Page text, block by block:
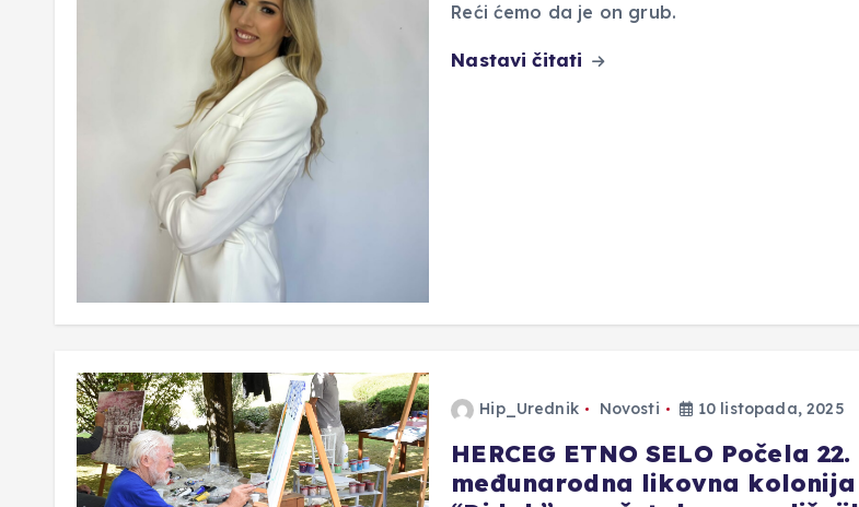
Reći ćemo da je on grub.
Nastavi čitati
Hip_Urednik Novosti 10 listopada, 2025
HERCEG ETNO SELO Počela 22.
međunarodna likovna kolonija